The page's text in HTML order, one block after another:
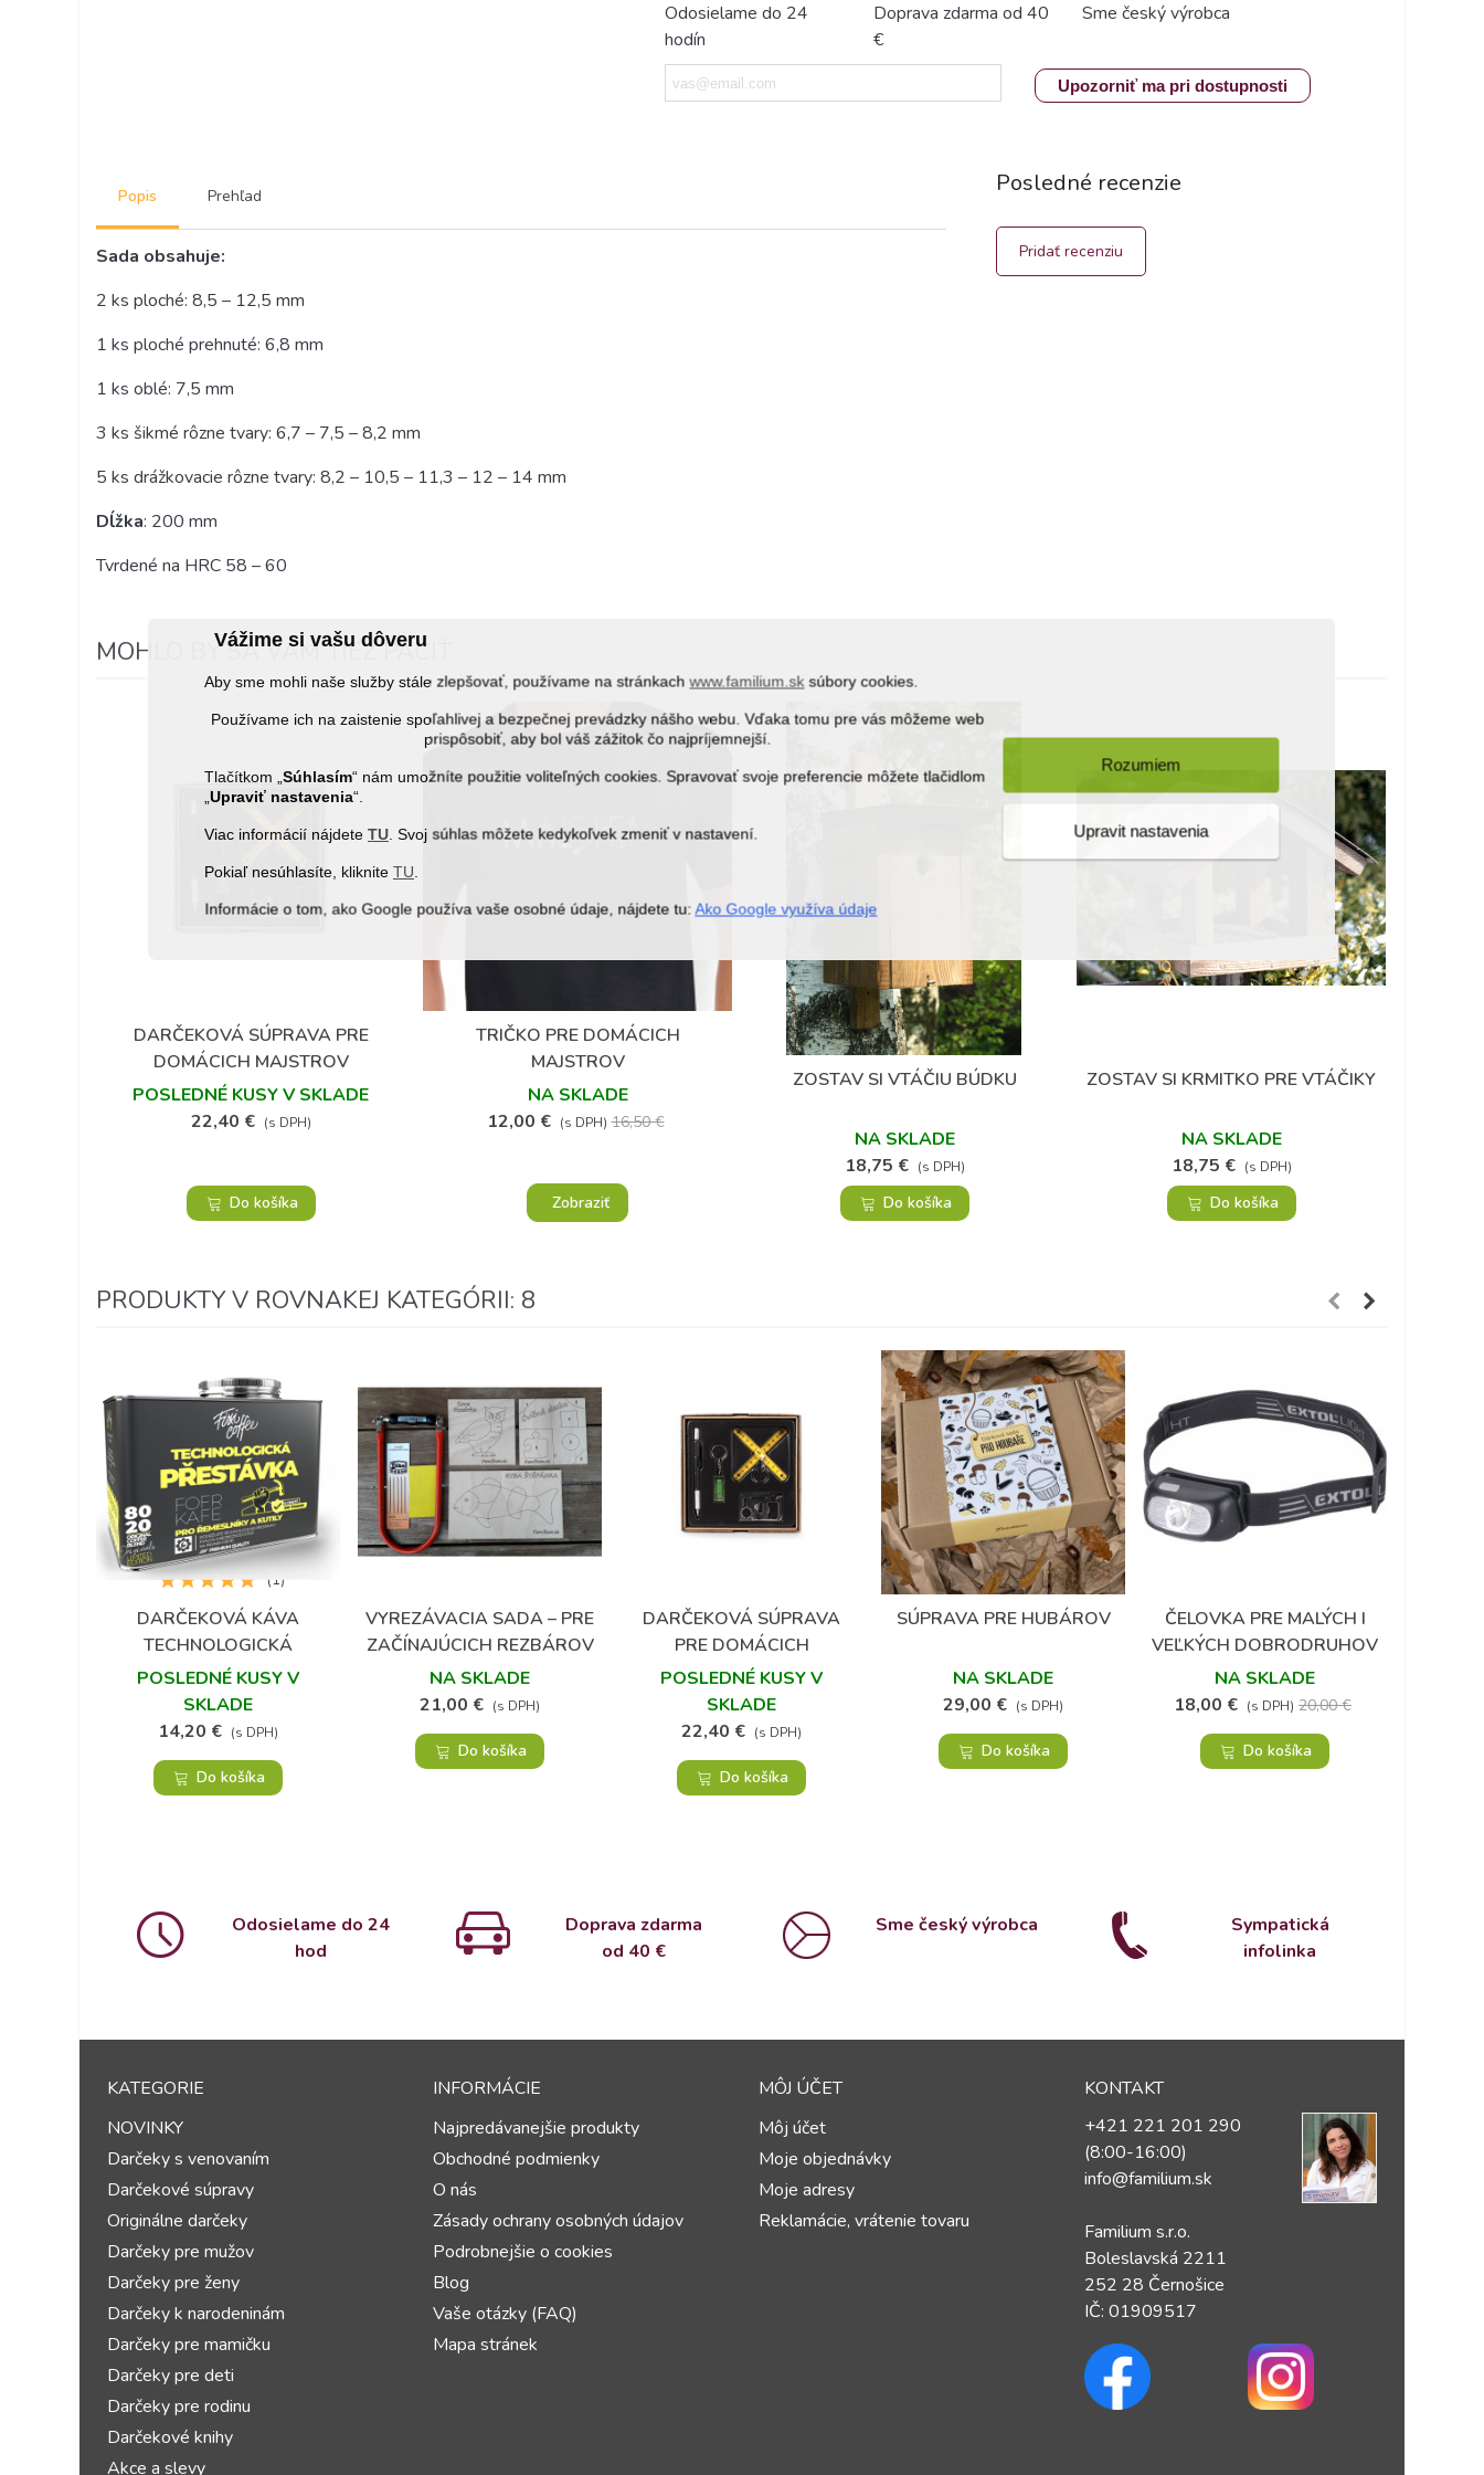
Vážime si vašu dôveru
Aby sme mohli naše služby stále zlepšovať, používame na stránkachwww.familium.sk súbory cookies.
Používame ich na zaistenie spoľahlivej a bezpečnej prevádzky nášho webu. Vďaka tomu pre vás môžeme web
prispôsobiť, aby bol váš zážitok čo najpríjemnejší.
Tlačítkom „Súhlasím“ nám umožníte použitie voliteľných cookies. Spravovať svoje preferencie môžete tlačidlom
„Upraviť nastavenia“.
Viac informácií nájdete TU . Svoj súhlas môžete kedykoľvek zmeniť v nastavení.
Pokiaľ nesúhlasíte, klikniteTU
Informácie o tom, ako Google používa vaše osobné údaje, nájdete tu:Ako Google využíva údaje
Rozumiem
Upravit nastavenia
Odosielame do 24
hodín
Doprava zdarma od 40
€
Sme český výrobca
Upozorniť ma pri dostupnosti
Popis Prehľad
Sada obsahuje:
2 ks ploché: 8,5 – 12,5 mm
1 ks ploché prehnuté: 6,8 mm
1 ks oblé: 7,5 mm
3 ks šikmé rôzne tvary: 6,7 – 7,5 – 8,2 mm
5 ks drážkovacie rôzne tvary: 8,2 – 10,5 – 11,3 – 12 – 14 mm
Dĺžka: 200 mm
Tvrdené na HRC 58 – 60
Posledné recenzie
Pridať recenziu
MOHLO BY SA VÁM TIEŽ PÁČIŤ
Obľúbené
DARČEKOVÁ SÚPRAVA PRE
DOMÁCICH MAJSTROV
POSLEDNÉ KUSY V SKLADE
22,40 € (s DPH)
Do košíka
Obľúbené
TRIČKO PRE DOMÁCICH
MAJSTROV
NA SKLADE
12,00 € (s DPH) 16,50 €
Zobraziť
Obľúbené
ZOSTAV SI VTÁČIU BÚDKU
NA SKLADE
18,75 € (s DPH)
(12)
Do košíka
Obľúbené
ZOSTAV SI KRMITKO PRE VTÁČIKY
NA SKLADE
18,75 € (s DPH)
Do košíka
PRODUKTY V ROVNAKEJ KATEGÓRII: 8
Obľúbené
DARČEKOVÁ KÁVA
TECHNOLOGICKÁ
PRESTÁVKA - MLETÁ
POSLEDNÉ KUSY V
SKLADE
14,20 € (s DPH)
(1)
Do košíka
Obľúbené
VYREZÁVACIA SADA – PRE
ZAČÍNAJÚCICH REZBÁROV
NA SKLADE
21,00 € (s DPH)
Do košíka
Obľúbené
DARČEKOVÁ SÚPRAVA
PRE DOMÁCICH
MAJSTROV
POSLEDNÉ KUSY V
SKLADE
22,40 € (s DPH)
Do košíka
Obľúbené
SÚPRAVA PRE HUBÁROV
NA SKLADE
29,00 € (s DPH)
(1)
Do košíka
Obľúbené
ČELOVKA PRE MALÝCH I
VEĽKÝCH DOBRODRUHOV
NA SKLADE
18,00 € (s DPH) 20,00 €
Do košíka
Odosielame do 24
hod
Doprava zdarma
od 40 €
Sme český výrobca
Sympatická
infolinka
KATEGORIE
NOVINKY
Darčeky s venovaním
Darčekové súpravy
Originálne darčeky
Darčeky pre mužov
Darčeky pre ženy
Darčeky k narodeninám
Darčeky pre mamičku
Darčeky pre deti
Darčeky pre rodinu
Darčekové knihy
Akce a slevy
INFORMÁCIE
Najpredávanejšie produkty
Obchodné podmienky
O nás
Zásady ochrany osobných údajov
Podrobnejšie o cookies
Blog
Vaše otázky (FAQ)
Mapa stránek
MÔJ ÚČET
Môj účet
Moje objednávky
Moje adresy
Reklamácie, vrátenie tovaru
KONTAKT
+421 221 201 290
(8:00-16:00)
info@familium.sk
Familium s.r.o.
Boleslavská 2211
252 28 Černošice
IČ: 01909517